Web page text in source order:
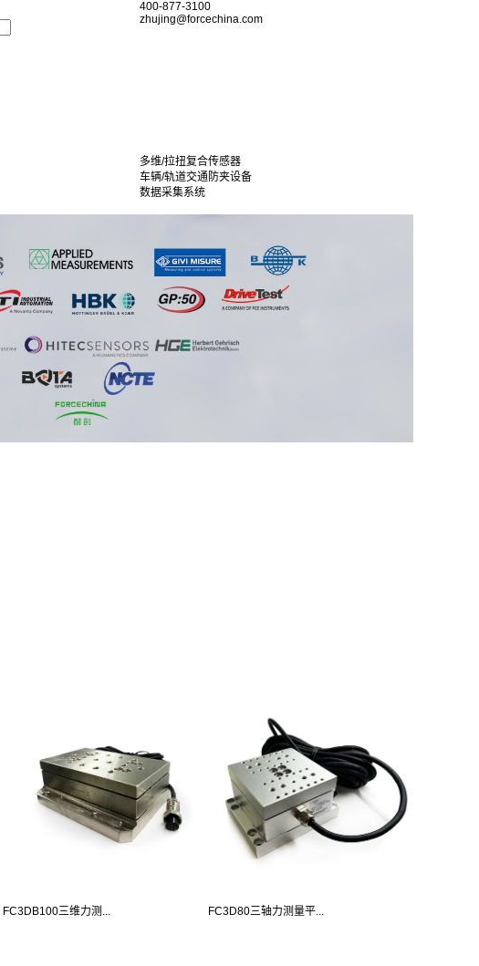
400-877-3100
zhujing@forcechina.com
多维/拉扭复合传感器
车辆/轨道交通防夹设备
数据采集系统
FC3DB100三维力测... FC3D80三轴力测量平...